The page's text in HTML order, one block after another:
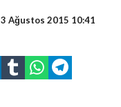
3 Ağustos 2015 10:41